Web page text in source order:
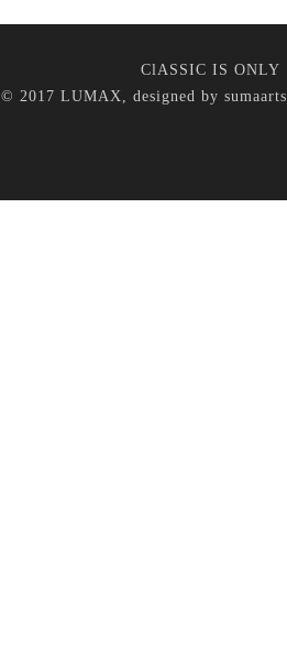
ClASSIC IS ONLY
© 2017 LUMAX, designed bysumaarts